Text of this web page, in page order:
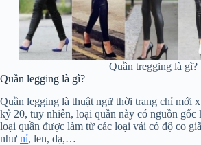
Quần tregging là gì?
Quần legging là gì?
Quần legging là thuật ngữ thời trang chỉ mới
kỷ 20, tuy nhiên, loại quần này có nguồn
loại quần được làm từ các loại vải có độ co
như nỉ, len, dạ,…